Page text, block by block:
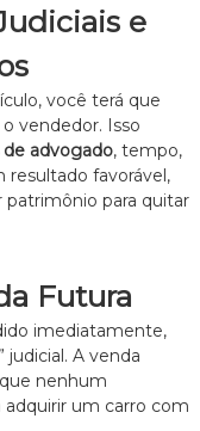
e
você terá que
vendedor. Isso
de advogado, tempo,
resultado favorável,
para quitar
Futura
imediatamente,
A venda
nenhum
um carro com